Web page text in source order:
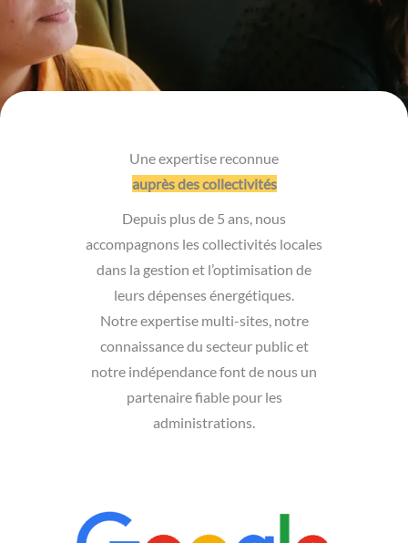
Une expertise reconnue
auprès des collectivités
Depuis plus de 5 ans, nous
accompagnons les collectivités locales
dans la gestion et l’optimisation de
leurs dépenses énergétiques.
Notre expertise multi-sites, notre
connaissance du secteur public et
notre indépendance font de nous un
partenaire fiable pour les
administrations.